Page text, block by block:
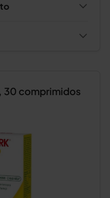
30 comprimidos